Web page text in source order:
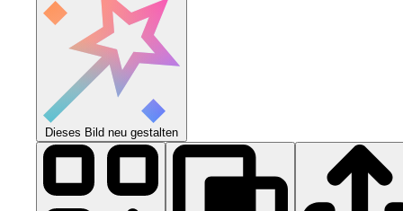
Dieses Bild neu gestalten